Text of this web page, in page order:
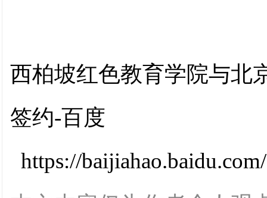
西柏坡红色教育学院与北
签约-百度
https://